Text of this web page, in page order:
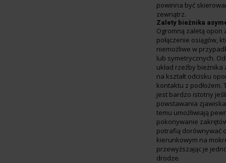
powinna być
zewnątrz.
Zalety bieżnika
Ogromną zaletą opon
połączenie osiągów,
niemożliwe w
lub symetrycznych.
układ rzeźby
na kształt odcisku
kontaktu z podłożem.
jest bardzo istotny
powstawania
temu umożliwiają
pokonywanie
potrafią dorównywać
kierunkowym na
przewyższając je
drodze.